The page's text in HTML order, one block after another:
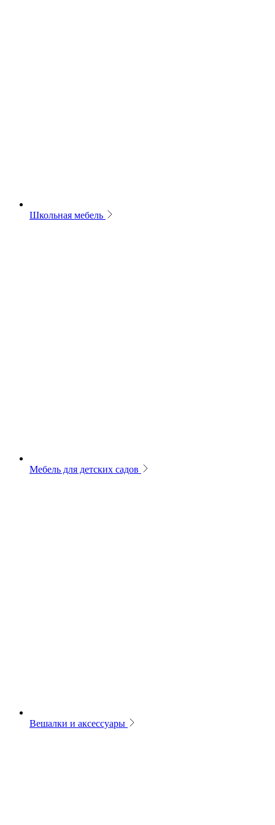
Школьная мебель
Мебель для детских садов
Вешалки и аксессуары